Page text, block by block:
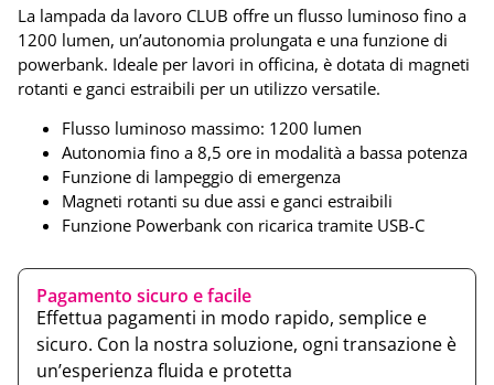
La lampada da lavoro CLUB offre un flusso luminoso fino a
1200 lumen, un’autonomia prolungata e una funzione di
powerbank. Ideale per lavori in officina, è dotata di magneti
rotanti e ganci estraibili per un utilizzo versatile.
Flusso luminoso massimo: 1200 lumen
Autonomia fino a 8,5 ore in modalità a bassa potenza
Funzione di lampeggio di emergenza
Magneti rotanti su due assi e ganci estraibili
Funzione Powerbank con ricarica tramite USB-C
Pagamento sicuro e facile
Effettua pagamenti in modo rapido, semplice e
sicuro. Con la nostra soluzione, ogni transazione è
un’esperienza fluida e protetta